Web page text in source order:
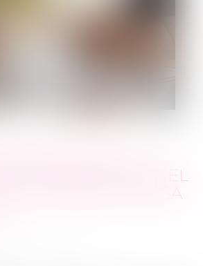
COVID-19 : LA
DOMMAGE MATÉRIEL
LA GARANTIE DE SA